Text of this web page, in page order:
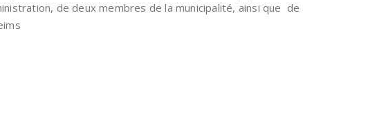
de deux membres de la municipalité, ainsi que de